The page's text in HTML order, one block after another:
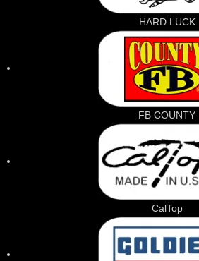
HARD LUCK
FB COUNTY
CalTop